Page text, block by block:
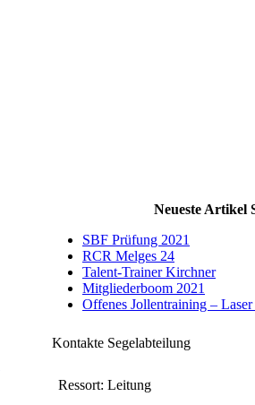
Neueste Artikel
SBF Prüfung 2021
RCR Melges 24
Talent-Trainer Kirchner
Mitgliederboom 2021
Offenes Jollentraining –
Kontakte Segelabteilung
Ressort: Leitung